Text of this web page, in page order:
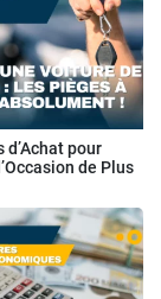
d’Achat pour
de Plus